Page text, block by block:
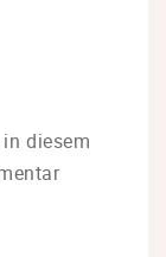
diesem